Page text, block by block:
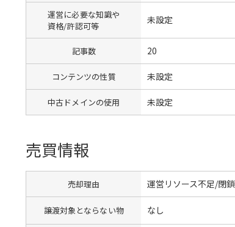
運営に必要な知識や
資格/許認可等
未設定
記事数 20
コンテンツの性質 未設定
中古ドメインの使用 未設定
売買情報
売却理由 運営リソース不足/閉鎖
譲渡対象とならない物 なし